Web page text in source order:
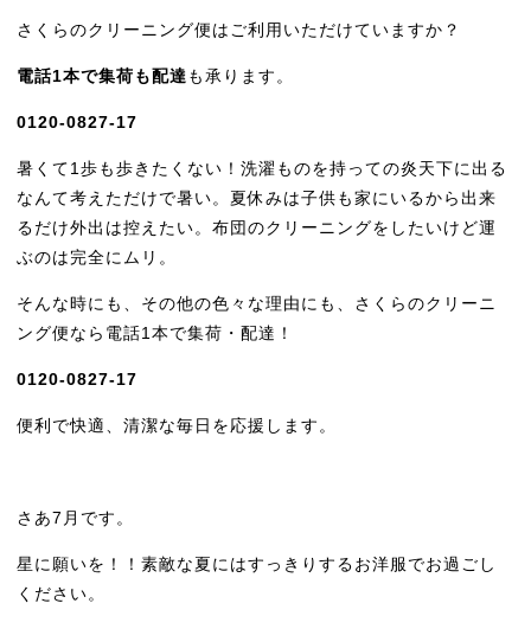
さくらのクリーニング便はご利用いただけていますか？
電話1本で集荷も配達も承ります。
0120-0827-17
暑くて1歩も歩きたくない！洗濯ものを持っての炎天下に出る
なんて考えただけで暑い。夏休みは子供も家にいるから出来
るだけ外出は控えたい。布団のクリーニングをしたいけど運
ぶのは完全にムリ。
そんな時にも、その他の色々な理由にも、さくらのクリーニ
ング便なら電話1本で集荷・配達！
0120-0827-17
便利で快適、清潔な毎日を応援します。
さあ7月です。
星に願いを！！素敵な夏にはすっきりするお洋服でお過ごし
ください。